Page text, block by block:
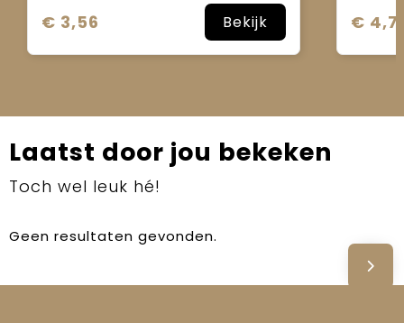
€ 3,56 Bekijk €
Laatst door jou bekeken
Toch wel leuk hé!
Geen resultaten gevonden.